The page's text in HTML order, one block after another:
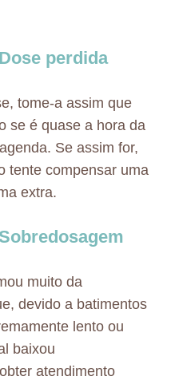
perdida
tome-a assim que
se é quase a hora da
Se assim for,
tente compensar uma
extra.
muito da
devido a batimentos
lento ou
baixou
atendimento